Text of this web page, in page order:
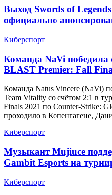
Выход Swords of
официально
Киберспорт
Команда NaVi победила
BLAST Premier: Fall
Команда Natus Vincere (NaVi)
Team Vitality со счётом 2:1 в
Finals 2021 по Counter-Strike:
проходило в Копенгагене,
Киберспорт
Музыкант Mujiuce
Gambit Esports на
Киберспорт